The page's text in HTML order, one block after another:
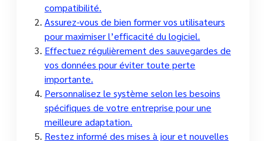
compatibilité.
Assurez-vous de bien former vos utilisateurs
pour maximiser l’efficacité du logiciel.
Effectuez régulièrement des sauvegardes de
vos données pour éviter toute perte
importante.
Personnalisez le système selon les besoins
spécifiques de votre entreprise pour une
meilleure adaptation.
Restez informé des mises à jour et nouvelles